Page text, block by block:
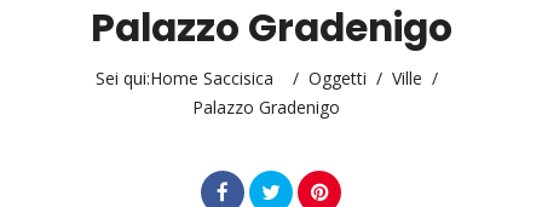
Categoria
Palazzo Gradenigo
Sei qui:Home Saccisica / Oggetti / Ville /
Palazzo Gradenigo